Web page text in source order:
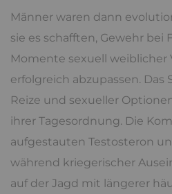
Männer waren dann
sie es schafften, Gewehr bei
Momente sexuell weiblicher
erfolgreich abzupassen. Das
Reize und sexueller
ihrer Tagesordnung. Die
aufgestauten Testosteron
während kriegerischer
auf der Jagd mit längerer